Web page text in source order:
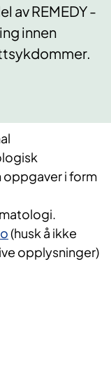
av REMEDY -
innen
oppgaver i form
(husk å ikke
opplysninger)